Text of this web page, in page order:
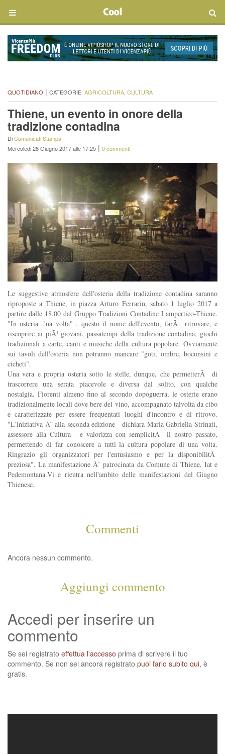
QUOTIDIANO | CATEGORIE: AGRICOLTURA, CULTURA
Thiene, un evento in onore della
tradizione contadina
DiComunicati Stampa
Mercoledi 28 Giugno 2017 alle 17:25 | 0 commenti
Le suggestive atmosfere dell'osteria della tradizione contadina saranno
riproposte a Thiene, in piazza Arturo Ferrarin, sabato 1 luglio 2017 a
partire dalle 18.00 dal Gruppo Tradizioni Contadine Lampertico-Thiene.
"In osteria...'na volta" , questo il nome dell'evento, farÃ ritrovare, e
riscoprire ai piÃ¹ giovani, passatempi della tradizione contadina, giochi
tradizionali a carte, canti e musiche della cultura popolare. Ovviamente
sui tavoli dell'osteria non potranno mancare "goti, ombre, boconsini e
cicheti".
Una vera e propria osteria sotto le stelle, dunque, che permetterÃ di
trascorrere una serata piacevole e diversa dal solito, con qualche
nostalgia. Fiorenti almeno fino al secondo dopoguerra, le osterie erano
tradizionalmente locali dove bere del vino, accompagnato talvolta da cibo
e caratterizzate per essere frequentati luoghi d'incontro e di ritrovo.
"L'iniziativa Ã¨ alla seconda edizione - dichiara Maria Gabriella Strinati,
assessore alla Cultura - e valorizza con semplicitÃ il nostro passato,
permettendo di far conoscere a tutti la cultura popolare di una volta.
Ringrazio gli organizzatori per l'entusiasmo e per la disponibilitÃ
preziosa". La manifestazione Ã¨ patrocinata da Comune di Thiene, Iat e
Pedemontana.Vi e rientra nell'ambito delle manifestazioni del Giugno
Thienese.
Commenti
Ancora nessun commento.
Aggiungi commento
Accedi per inserire un
commento
Se sei registrato effettua l'accesso prima di scrivere il tuo
commento. Se non sei ancora registrato puoi farlo subito qui, è
gratis.